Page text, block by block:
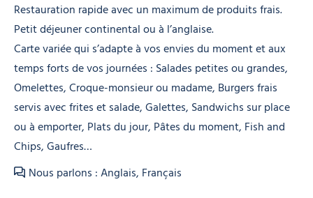
Restauration rapide avec un maximum de produits frais.
Petit déjeuner continental ou à l’anglaise.
Carte variée qui s’adapte à vos envies du moment et aux
temps forts de vos journées : Salades petites ou grandes,
Omelettes, Croque-monsieur ou madame, Burgers frais
servis avec frites et salade, Galettes, Sandwichs sur place
ou à emporter, Plats du jour, Pâtes du moment, Fish and
Chips, Gaufres…
Nous parlons : Anglais, Français